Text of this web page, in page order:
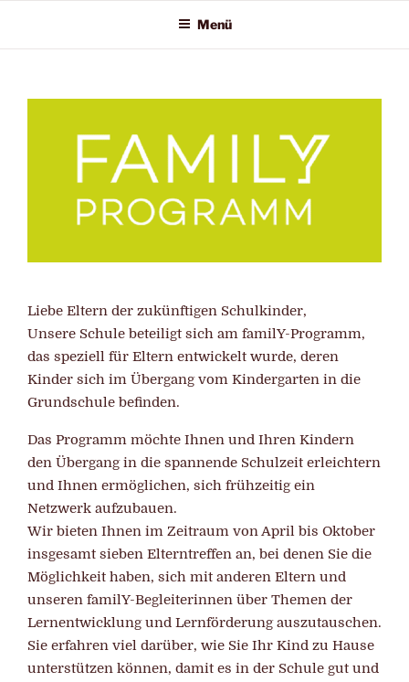
springen
Menü
Liebe Eltern der zukünftigen Schulkinder,
Unsere Schule beteiligt sich am familY-Programm,
das speziell für Eltern entwickelt wurde, deren
Kinder sich im Übergang vom Kindergarten in die
Grundschule befinden.
Das Programm möchte Ihnen und Ihren Kindern
den Übergang in die spannende Schulzeit erleichtern
und Ihnen ermöglichen, sich frühzeitig ein
Netzwerk aufzubauen.
Wir bieten Ihnen im Zeitraum von April bis Oktober
insgesamt sieben Elterntreffen an, bei denen Sie die
Möglichkeit haben, sich mit anderen Eltern und
unseren familY-Begleiterinnen über Themen der
Lernentwicklung und Lernförderung auszutauschen.
Sie erfahren viel darüber, wie Sie Ihr Kind zu Hause
unterstützen können, damit es in der Schule gut und